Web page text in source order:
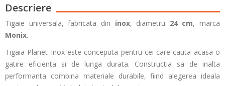
Descriere
Tigaie universala, fabricata din inox, diametru 24 cm, marca
Monix.
Tigaia Planet Inox este conceputa pentru cei care cauta acasa o
gatire eficienta si de lunga durata. Constructia sa de inalta
performanta combina materiale durabile, fiind alegerea ideala